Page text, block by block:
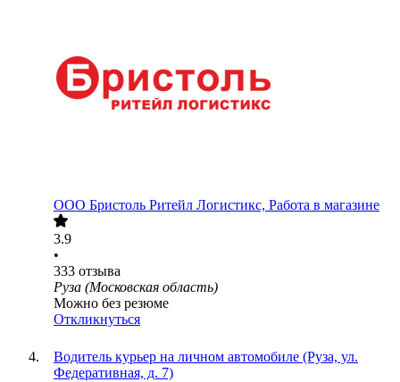
ООО Бристоль Ритейл Логистикс, Работа в магазине
3.9
•
333 отзыва
Руза (Московская область)
Можно без резюме
Откликнуться
Водитель курьер на личном автомобиле (Руза, ул.
Федеративная, д. 7)